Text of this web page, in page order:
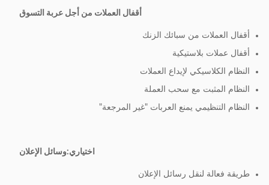
أقفال العملات من أجل عربة التسوق
أقفال العملات من سبائك الزنك
أقفال عملات بلاستيكية
النظام الكلاسيكي لإيداع العملات
النظام المثبت مع سحب العملة
النظام التنظيمي يمنع العربات "غير المرجعة"
اختياري:وسائل الإعلان
طريقة فعالة لنقل رسائل الإعلان